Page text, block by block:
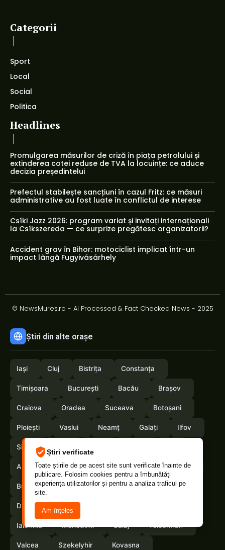
Știri verificate
Toate știrile de pe acest site sunt verificate înainte de
publicare. Folosim cookies pentru a îmbunătăți
experiența utilizatorilor și pentru a analiza traficul pe
site.
Am înțeles
Categorii
Sport
Local
Social
Politica
Headlines
Promulgarea măsurilor de criză în piața petrolului și
extinderea cotei reduse de TVA la locuințe: ce aduce
decizia președintelui
Prefectul stabilește sancțiuni în cazul Fritz: ce măsuri
administrative au fost luate în conflictul de interese
Csíki Jazz 2026: program variat și invitați internaționali
la Csíkszereda — ce surprize pregătesc organizatorii?
Accident grav în Bihor: motociclist implicat într-un
impact lângă Fugyivásárhely
© NewsMureș.ro - AI Processed & Fact Checked News - 2025
Știri din alte orașe
Iași Cluj Bistrița Constanța
Timișoara București Bacău Brașov
Craiova Oradea Suceava Botoșani
Ploiești Vaslui Neamț Galați Ilfov
Sibiu
Arges Maramures Vrancea Satumare
Buzau Braila Calarasi Caras-Severin
Dambovita Giurgiu
Ialomita Mehedinti Salaj Teleorman
Valcea Szekelyhir Kovasna